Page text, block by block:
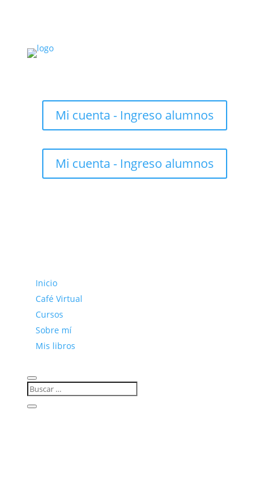
Mi cuenta - Ingreso alumnos
Mi cuenta - Ingreso alumnos
Inicio
Café Virtual
Cursos
Sobre mí
Mis libros